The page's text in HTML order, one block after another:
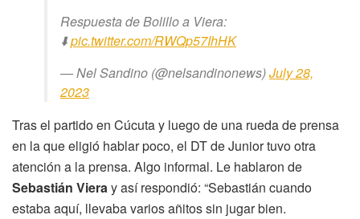
Respuesta de Bolillo a Viera:
⬇️pic.twitter.com/RWQp57IhHK
— Nel Sandino (@nelsandinonews)July 28,
2023
Tras el partido en Cúcuta y luego de una rueda de prensa
en la que eligió hablar poco, el DT de Junior tuvo otra
atención a la prensa. Algo informal. Le hablaron de
Sebastián Vieray así respondió: “Sebastián cuando
estaba aquí, llevaba varios añitos sin jugar bien.